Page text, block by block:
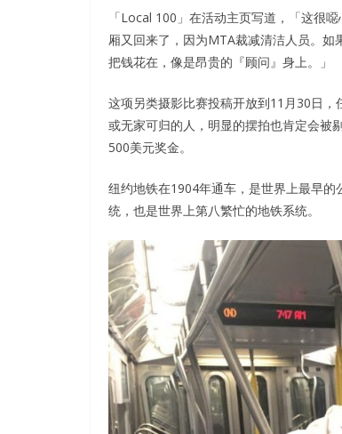
「Local 100」在活动主页写道，「这很
厢又回来了，因为MTA裁减清洁人员。
把钱花在，像是昂贵的『顾问』身上。」
这项另类摄影比赛投稿开放到11月30日
或无家可归的人，明显的摆拍也肯定会被
500美元奖金。
纽约地铁在1904年通车，是世界上最早
统，也是世界上第八繁忙的地铁系统。